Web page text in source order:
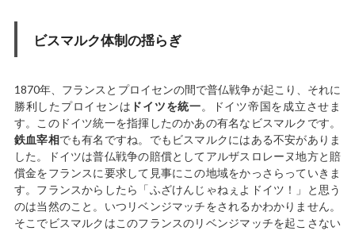
ビスマルク体制の揺らぎ
1870年、フランスとプロイセンの間で普仏戦争が起こり、それに
勝利したプロイセンは ドイツを統一。ドイツ帝国を成立させま
す。このドイツ統一を指揮したのかあの有名なビスマルクです。
鉄血宰相でも有名ですね。でもビスマルクにはある不安がありま
した。ドイツは普仏戦争の賠償としてアルザスロレーヌ地方と賠
償金をフランスに要求して見事にこの地域をかっさらっていきま
す。フランスからしたら「ふざけんじゃねぇよドイツ！」と思う
のは当然のこと。いつリベンジマッチをされるかわかりません。
そこでビスマルクはこのフランスのリベンジマッチを起こさない